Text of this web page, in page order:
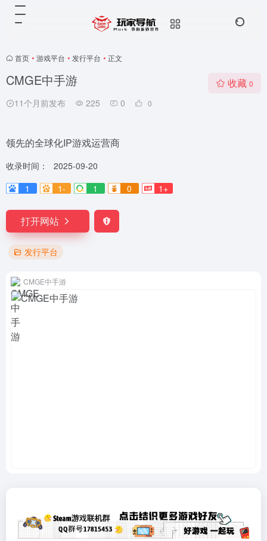
首页 • 游戏平台 • 发行平台 • 正文
CMGE中手游
11个月前发布 225 0 0
收藏 0
领先的全球化IP游戏运营商
收录时间：
2025-09-20
1
1- 1 0 1+
打开网站
发行平台
CMGE中手游